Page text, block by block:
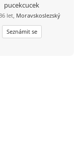
pucekcucek
let, Moravskoslezský
Seznámit se